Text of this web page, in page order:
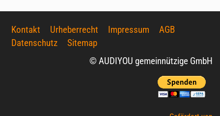
Kontakt Urheberrecht Impressum
AGB
Datenschutz
Sitemap
© AUDIYOU gemeinnützige GmbH